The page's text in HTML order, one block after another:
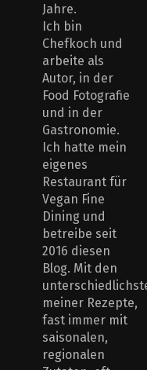
Jahre.
Ich bin
Chefkoch und
arbeite als
Autor, in der
Food Fotografie
und in der
Gastronomie.
Ich hatte mein
eigenes
Restaurant für
Vegan Fine
Dining und
betreibe seit
2016 diesen
Blog. Mit den
meiner Rezepte,
fast immer mit
saisonalen,
regionalen